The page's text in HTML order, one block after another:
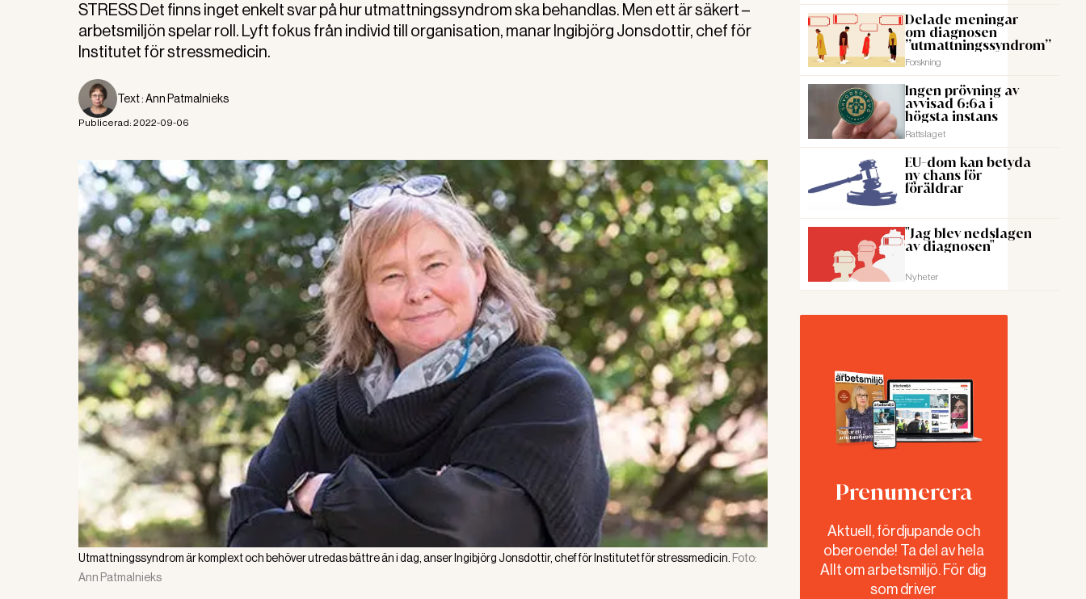
STRESS Det finns inget enkelt svar på hur utmattningssyndrom ska behandlas. Men ett är säkert –
arbetsmiljön spelar roll. Lyft fokus från individ till organisation, manar Ingibjörg Jonsdottir, chef för
Institutet för stressmedicin.
Text :Ann Patmalnieks
Publicerad: 2022-09-06
Utmattningssyndrom är komplext och behöver utredas bättre än i dag, anser Ingibjörg Jonsdottir, chef för Institutet för stressmedicin. Foto:
Ann Patmalnieks
Delade meningar
om diagnosen
”utmattningssyndrom”
Forskning
Ingen prövning av
avvisad 6:6a i
högsta instans
Rattslaget
EU-dom kan betyda
ny chans för
föräldrar
"Jag blev nedslagen
av diagnosen"
Nyheter
Prenumerera
Aktuell, fördjupande och
oberoende! Ta del av hela
Allt om arbetsmiljö. För dig
som driver